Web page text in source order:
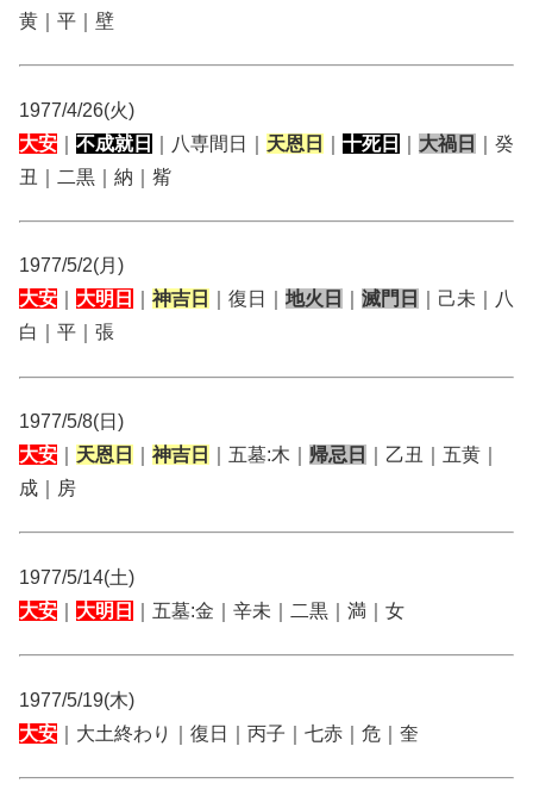
黄｜平｜壁
1977/4/26(火)
大安
不成就日 ｜八専間日｜ 天恩日 十死日 大禍日
｜癸
丑｜二黒｜納｜觜
1977/5/2(月)
大安
大明日 神吉日 ｜復日｜ 地火日 滅門日
｜己未｜八
白｜平｜張
1977/5/8(日)
大安
天恩日 神吉日 ｜五墓:木｜ 帰忌日
｜乙丑｜五黄｜
成｜房
1977/5/14(土)
大安
大明日 ｜五墓:金｜辛未｜二黒｜満｜女
1977/5/19(木)
大安 ｜大土終わり｜復日｜丙子｜七赤｜危｜奎